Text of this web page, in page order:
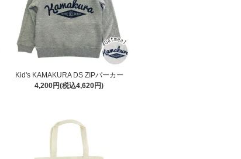
Kid's KAMAKURA DS ZIPパーカー
4,200円(税込4,620円)